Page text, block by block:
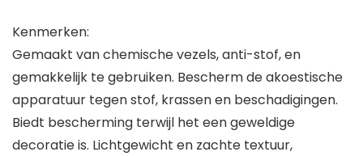
Kenmerken:
Gemaakt van chemische vezels, anti-stof, en
gemakkelijk te gebruiken. Bescherm de akoestische
apparatuur tegen stof, krassen en beschadigingen.
Biedt bescherming terwijl het een geweldige
decoratie is. Lichtgewicht en zachte textuur,